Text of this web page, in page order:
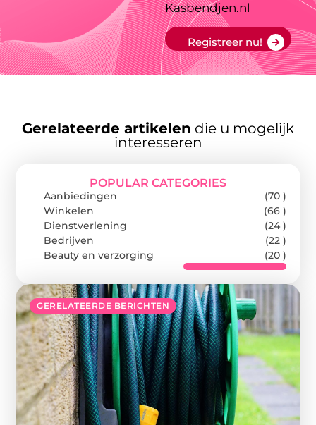
Kasbendjen.nl
Registreer nu!
Gerelateerde artikelen die u mogelijk
interesseren
GERELATEERDE BERICHTEN
POPULAR CATEGORIES
Aanbiedingen
(70 )
Winkelen
(66 )
Dienstverlening
(24 )
Bedrijven
(22 )
Beauty en verzorging
(20 )